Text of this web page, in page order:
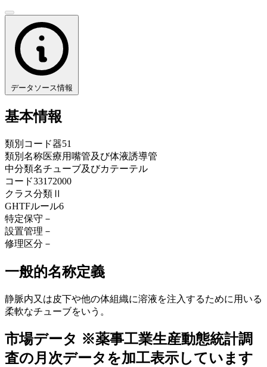
データソース情報
基本情報
類別コード器51
類別名称医療用嘴管及び体液誘導管
中分類名チューブ及びカテーテル
コード33172000
クラス分類 Ⅱ
GHTFルール6
特定保守 －
設置管理 －
修理区分 －
一般的名称定義
静脈内又は皮下や他の体組織に溶液を注入するために用いる
柔軟なチューブをいう。
市場データ ※薬事工業生産動態統計調
査の月次データを加工表示しています